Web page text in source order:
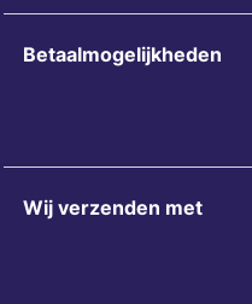
Betaalmogelijkheden
Wij verzenden met